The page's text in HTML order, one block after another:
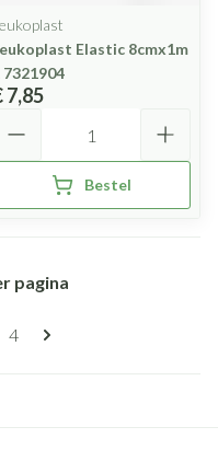
Elastic 8cmx1m
7321904
7,85
Bestel
pagina
Pagina
4
pagina